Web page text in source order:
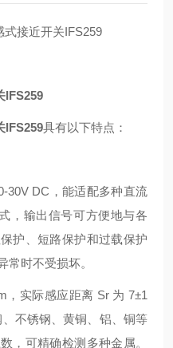
IFS259
IFS259具有以下特点：
30V DC，能适配多种直流
，输出信号可方便地与各
护、短路保护和过载保护
常时不受损坏。
，实际感应距离 Sr 为 7±1
不锈钢、黄铜、铝、铜等
，可精确检测多种金属。